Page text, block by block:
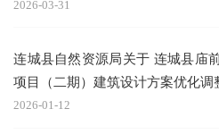
2026-03-31
连城县自然资源局关于 连城县庙
项目（二期）建筑设计方案优化调
2026-01-12